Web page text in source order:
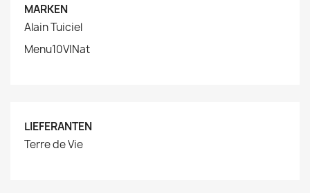
MARKEN
Alain Tuiciel
Menu10VINat
LIEFERANTEN
Terre de Vie